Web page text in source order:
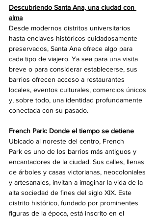
Descubriendo Santa Ana, una ciudad con
alma
Desde modernos distritos universitarios
hasta enclaves históricos cuidadosamente
preservados, Santa Ana ofrece algo para
cada tipo de viajero. Ya sea para una visita
breve o para considerar establecerse, sus
barrios ofrecen acceso a restaurantes
locales, eventos culturales, comercios únicos
y, sobre todo, una identidad profundamente
conectada con su pasado.
French Park: Donde el tiempo se detiene
Ubicado al noreste del centro, French
Park es uno de los barrios más antiguos y
encantadores de la ciudad. Sus calles, llenas
de árboles y casas victorianas, neocoloniales
y artesanales, invitan a imaginar la vida de la
alta sociedad de fines del siglo XIX. Este
distrito histórico, fundado por prominentes
figuras de la época, está inscrito en el